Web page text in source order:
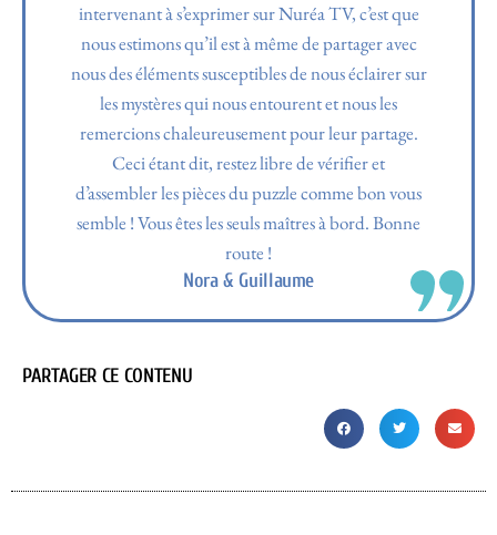
intervenant à s’exprimer sur Nuréa TV, c’est que
nous estimons qu’il est à même de partager avec
nous des éléments susceptibles de nous éclairer sur
les mystères qui nous entourent et nous les
remercions chaleureusement pour leur partage.
Ceci étant dit, restez libre de vérifier et
d’assembler les pièces du puzzle comme bon vous
semble ! Vous êtes les seuls maîtres à bord. Bonne
route !
Nora & Guillaume
PARTAGER CE CONTENU